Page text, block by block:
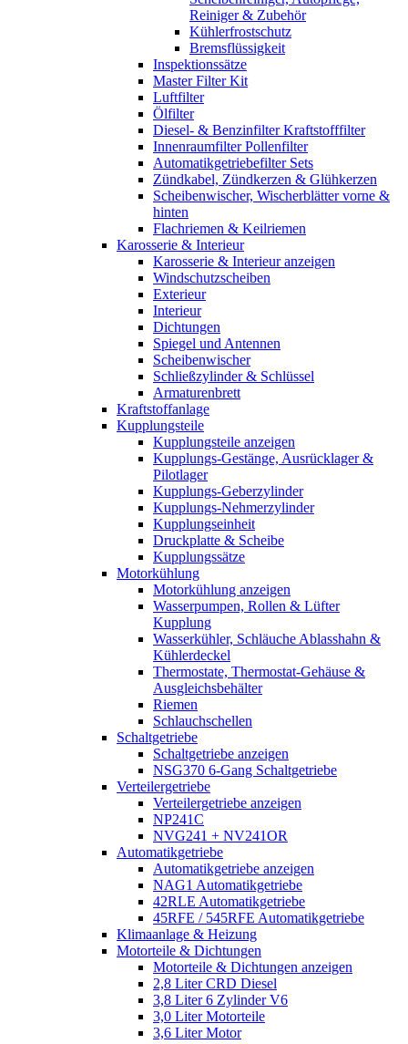
Reiniger & Zubehör
Kühlerfrostschutz
Bremsflüssigkeit
Inspektionssätze
Master Filter Kit
Luftfilter
Ölfilter
Diesel- & Benzinfilter Kraftstofffilter
Innenraumfilter Pollenfilter
Automatikgetriebefilter Sets
Zündkabel, Zündkerzen & Glühkerzen
Scheibenwischer, Wischerblätter vorne &
hinten
Flachriemen & Keilriemen
Karosserie & Interieur
Karosserie & Interieur anzeigen
Windschutzscheiben
Exterieur
Interieur
Dichtungen
Spiegel und Antennen
Scheibenwischer
Schließzylinder & Schlüssel
Armaturenbrett
Kraftstoffanlage
Kupplungsteile
Kupplungsteile anzeigen
Kupplungs-Gestänge, Ausrücklager &
Pilotlager
Kupplungs-Geberzylinder
Kupplungs-Nehmerzylinder
Kupplungseinheit
Druckplatte & Scheibe
Kupplungssätze
Motorkühlung
Motorkühlung anzeigen
Wasserpumpen, Rollen & Lüfter
Kupplung
Wasserkühler, Schläuche Ablasshahn &
Kühlerdeckel
Thermostate, Thermostat-Gehäuse &
Ausgleichsbehälter
Riemen
Schlauchschellen
Schaltgetriebe
Schaltgetriebe anzeigen
NSG370 6-Gang Schaltgetriebe
Verteilergetriebe
Verteilergetriebe anzeigen
NP241C
NVG241 + NV241OR
Automatikgetriebe
Automatikgetriebe anzeigen
NAG1 Automatikgetriebe
42RLE Automatikgetriebe
45RFE / 545RFE Automatikgetriebe
Klimaanlage & Heizung
Motorteile & Dichtungen
Motorteile & Dichtungen anzeigen
2,8 Liter CRD Diesel
3,8 Liter 6 Zylinder V6
3,0 Liter Motorteile
3,6 Liter Motor